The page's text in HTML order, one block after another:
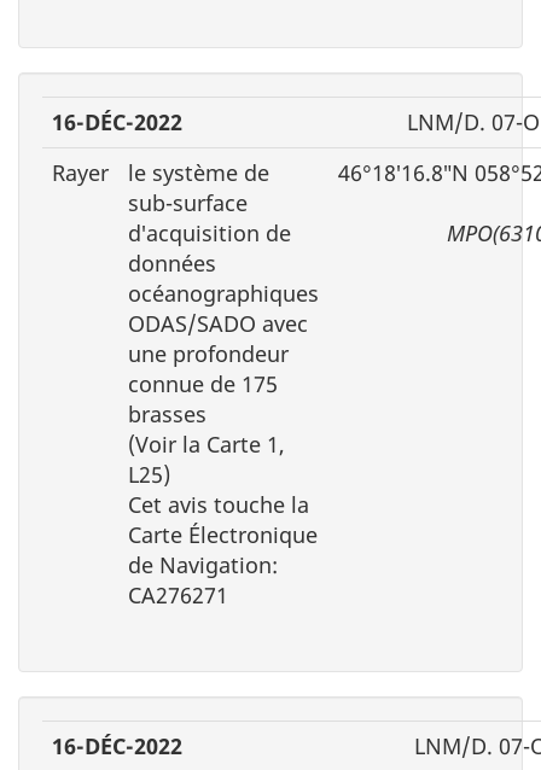
16-DÉC-2022
LNM/D. 07-
Rayer
le système de
sub-surface
d′acquisition de
données
océanographiques
ODAS/SADO avec
une profondeur
connue de 175
brasses
(Voir la Carte 1,
L25)
Cet avis touche la
Carte Électronique
de Navigation:
CA276271
46°18′16.8″N
16-DÉC-2022
LNM/D. 07-